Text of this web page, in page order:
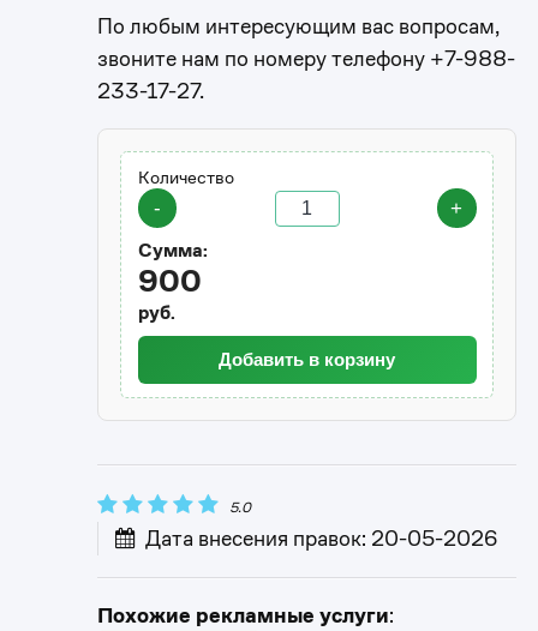
По любым интересующим вас вопросам,
звоните нам по номеру телефону +7-988-
233-17-27.
Количество
-
+
Сумма:
900
руб.
Добавить в корзину
5.0
Дата внесения правок: 20-05-2026
Похожие рекламные услуги: